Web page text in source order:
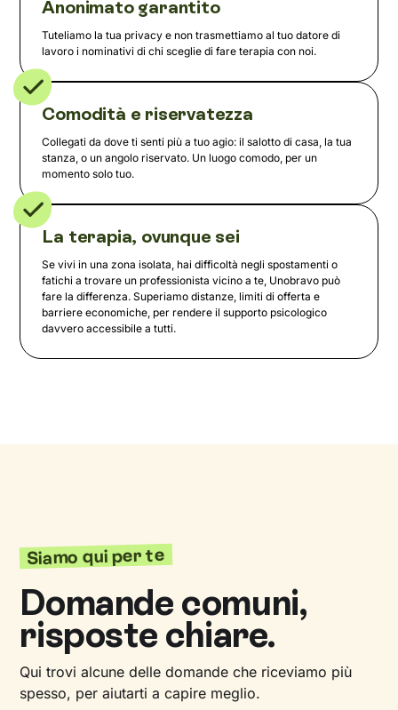
Anonimato garantito
Tuteliamo la tua privacy e non trasmettiamo al tuo datore di
lavoro i nominativi di chi sceglie di fare terapia con noi.
Comodità e riservatezza
Collegati da dove ti senti più a tuo agio: il salotto di casa, la tua
stanza, o un angolo riservato. Un luogo comodo, per un
momento solo tuo.
La terapia, ovunque sei
Se vivi in una zona isolata, hai difficoltà negli spostamenti o
fatichi a trovare un professionista vicino a te, Unobravo può
fare la differenza. Superiamo distanze, limiti di offerta e
barriere economiche, per rendere il supporto psicologico
davvero accessibile a tutti.
Siamo qui per te
Domande comuni,
risposte chiare.
Qui trovi alcune delle domande che riceviamo più
spesso, per aiutarti a capire meglio.